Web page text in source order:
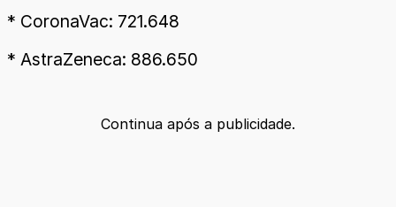
* CoronaVac: 721.648
* AstraZeneca: 886.650
Continua após a publicidade.